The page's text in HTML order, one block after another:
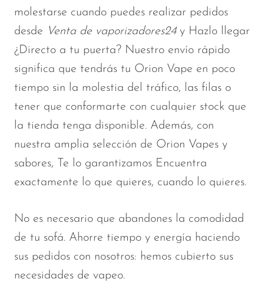
molestarse cuando puedes realizar pedidos
desde Venta de vaporizadores24y Hazlo llegar
¿Directo a tu puerta? Nuestro envío rápido
significa que tendrás tu Orion Vape en poco
tiempo sin la molestia del tráfico, las filas o
tener que conformarte con cualquier stock que
la tienda tenga disponible. Además, con
nuestra amplia selección de Orion Vapes y
sabores,
Te lo garantizamos Encuentra
exactamente lo que quieres, cuando lo quieres.
No es necesario que abandones la comodidad
de tu sofá. Ahorre tiempo y energía haciendo
sus pedidos con nosotros: hemos cubierto sus
necesidades de vapeo.